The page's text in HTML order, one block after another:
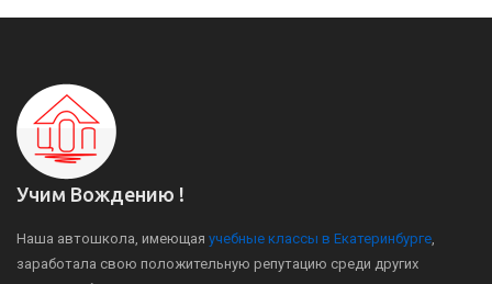
Учим Вождению !
Наша автошкола, имеющая учебные классы в Екатеринбурге
заработала свою положительную репутацию среди других